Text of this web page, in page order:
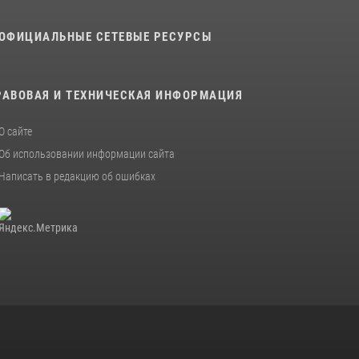
абитуриентских сборов 2026 года
СЕТЕВЫЕ РЕСУРСЫ
И ТЕХНИЧЕСКАЯ ИНФОРМАЦИЯ
О сайте
Об использовании информации сайта
Написать в редакцию об ошибках